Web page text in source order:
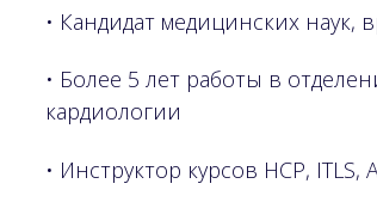
• Кандидат медицинских наук,
• Инструктор курсов НСР, ITLS,
• Более 5 лет работы в
кардиологии